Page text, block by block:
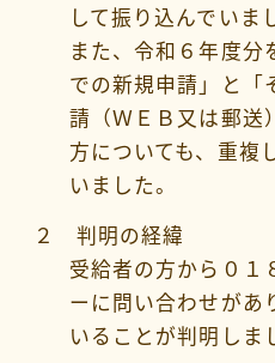
して振り込んでいま
また、令和６年度分
での新規申請」と「
請（ＷＥＢ又は郵送
方についても、重複
いました。
２ 判明の経緯
受給者の方から０１
ーに問い合わせがあ
いることが判明しま